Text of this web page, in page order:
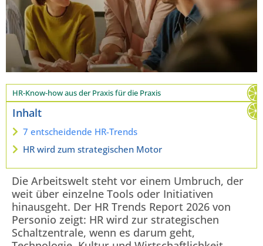
HR-Know-how aus der Praxis für die Praxis
Inhalt
7 entscheidende HR-Trends
HR wird zum strategischen Motor
Die Arbeitswelt steht vor einem Umbruch, der
weit über einzelne Tools oder Initiativen
hinausgeht. Der HR Trends Report 2026 von
Personio zeigt: HR wird zur strategischen
Schaltzentrale, wenn es darum geht,